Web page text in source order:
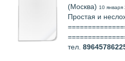
(Москва) 10 января
Простая и
тел.